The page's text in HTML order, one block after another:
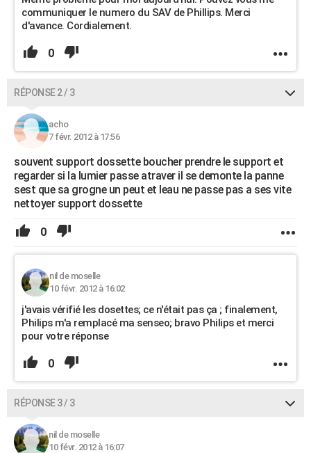
communiquer le numero du SAV de Phillips. Merci
d'avance. Cordialement.
0
RÉPONSE 2 / 3
acho
7 févr. 2012 à 17:56
souvent support dossette boucher prendre le support et
regarder si la lumier passe atraver il se demonte la panne
sest que sa grogne un peut et leau ne passe pas a ses vite
nettoyer support dossette
0
nil de moselle
10 févr. 2012 à 16:02
j'avais vérifié les dosettes; ce n'était pas ça ; finalement,
Philips m'a remplacé ma senseo; bravo Philips et merci
pour votre réponse
0
RÉPONSE 3 / 3
nil de moselle
10 févr. 2012 à 16:07